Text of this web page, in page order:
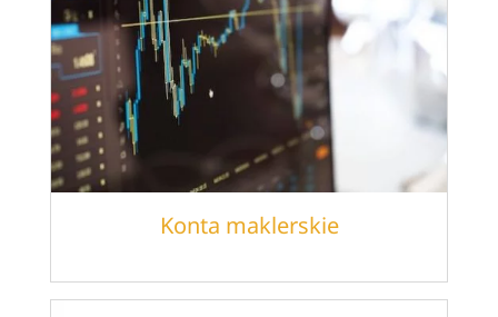
Konta maklerskie